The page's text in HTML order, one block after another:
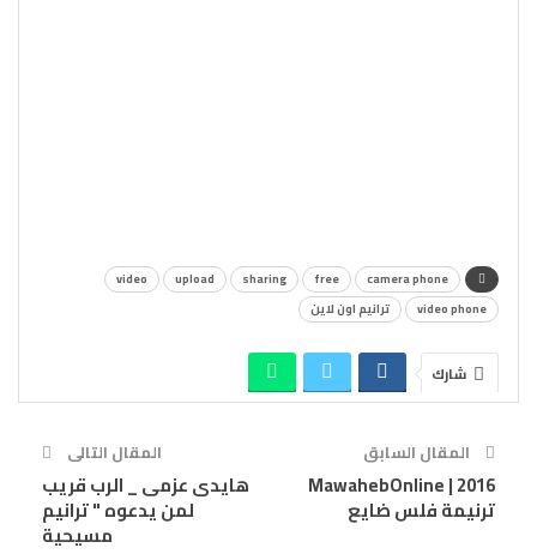
camera phone
free
sharing
upload
video
video phone
ترانيم اون لاين
شارك
المقال السابق
MawahebOnline | 2016
ترنيمة فلس ضايع
المقال التالى
هايدى عزمى _ الرب قريب
لمن يدعوه " ترانيم
مسيحية